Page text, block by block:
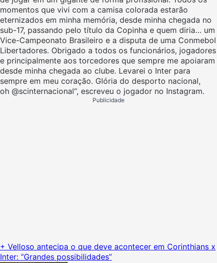
momentos que vivi com a camisa colorada estarão
eternizados em minha memória, desde minha chegada no
sub-17, passando pelo título da Copinha e quem diria… um
Vice-Campeonato Brasileiro e a disputa de uma Conmebol
Libertadores. Obrigado a todos os funcionários, jogadores
e principalmente aos torcedores que sempre me apoiaram
desde minha chegada ao clube. Levarei o Inter para
sempre em meu coração. Glória do desporto nacional,
oh @scinternacional“, escreveu o jogador no Instagram.
Publicidade
+ Velloso antecipa o que deve acontecer em Corinthians x
Inter: “Grandes possibilidades”